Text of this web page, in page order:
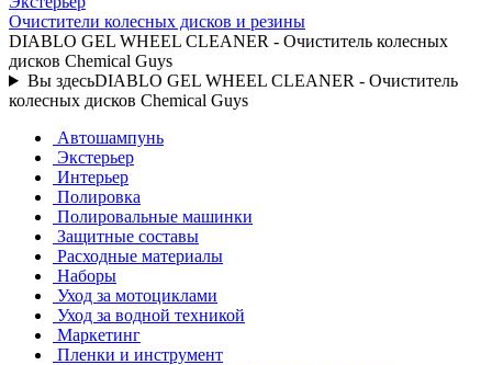
Очистители колесных дисков и резины
DIABLO GEL WHEEL CLEANER - Очиститель колесных
дисков Chemical Guys
Вы здесьDIABLO GEL WHEEL CLEANER - Очиститель
колесных дисков Chemical Guys
Автошампунь
Экстерьер
Интерьер
Полировка
Полировальные машинки
Защитные составы
Расходные материалы
Наборы
Уход за мотоциклами
Уход за водной техникой
Маркетинг
Пленки и инструмент